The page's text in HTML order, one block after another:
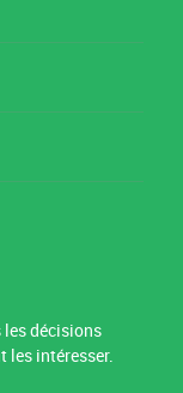
les décisions
les intéresser.